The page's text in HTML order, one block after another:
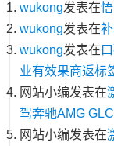
wukong发表在
wukong发表在
wukong发表在
业有效果商返标
网站小编发表在
驾奔驰AMG
网站小编发表在